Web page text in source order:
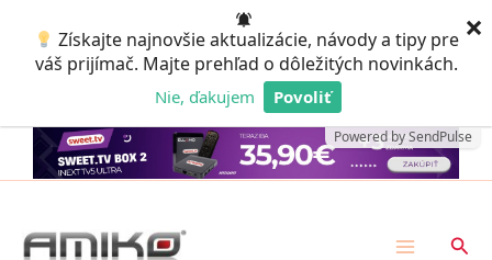
Získajte najnovšie aktualizácie, návody a tipy pre
váš prijímač. Majte prehľad o dôležitých novinkách.
Nie, ďakujem Povoliť
Powered by SendPulse
×
obsah